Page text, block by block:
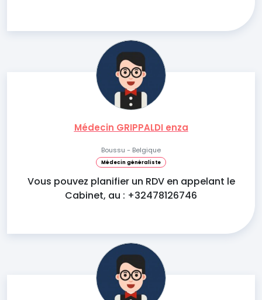
Médecin GRIPPALDI enza
Boussu - Belgique
Médecin généraliste
Vous pouvez planifier un RDV en appelant le
Cabinet, au : +32478126746